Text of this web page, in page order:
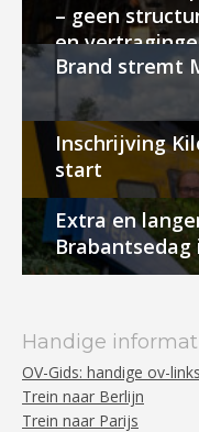
– geen
en
Brand stremt
Inschrijving
start
Extra en
Brabantsedag
Handige
OV-Gids: handige ov-links
Trein naar Berlijn
Trein naar Parijs